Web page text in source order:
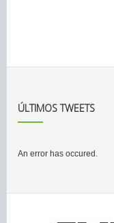
ÚLTIMOS TWEETS
An error has occured.